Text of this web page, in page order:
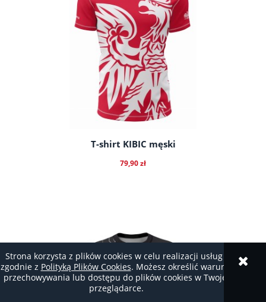
Strona korzysta z plików cookies w celu realizacji usług i
zgodnie z Polityką Plików Cookies. Możesz określić warunki
przechowywania lub dostępu do plików cookies w Twojej
przeglądarce.
T-shirt KIBIC męski
79,90 zł
do koszyka